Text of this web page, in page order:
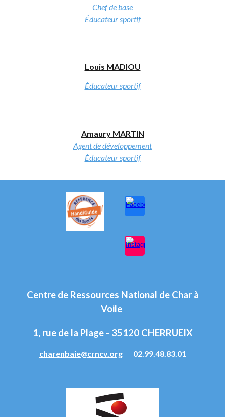
Chef de base
Éducateur sportif
Louis MADIOU
Éducateur sportif
Amaury MARTIN
Agent de développement
Éducateur sportif
Centre de Ressources National de Char à
Voile
1, rue de la Plage - 35120 CHERRUEIX
charenbaie@crncv.org 02.99.48.83.01